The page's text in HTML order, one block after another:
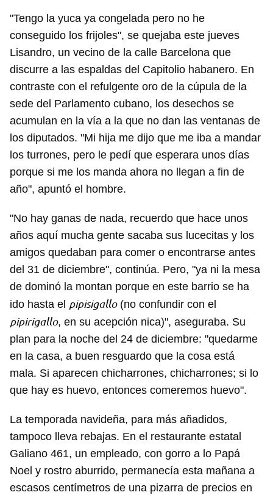
"Tengo la yuca ya congelada pero no he
conseguido los frijoles", se quejaba este jueves
Lisandro, un vecino de la calle Barcelona que
discurre a las espaldas del Capitolio habanero. En
contraste con el refulgente oro de la cúpula de la
sede del Parlamento cubano, los desechos se
acumulan en la vía a la que no dan las ventanas de
los diputados. "Mi hija me dijo que me iba a mandar
los turrones, pero le pedí que esperara unos días
porque si me los manda ahora no llegan a fin de
año", apuntó el hombre.
"No hay ganas de nada, recuerdo que hace unos
años aquí mucha gente sacaba sus lucecitas y los
amigos quedaban para comer o encontrarse antes
del 31 de diciembre", continúa. Pero, "ya ni la mesa
de dominó la montan porque en este barrio se ha
ido hasta el pipisigallo(no confundir con el
pipirigallo, en su acepción nica)", aseguraba. Su
plan para la noche del 24 de diciembre: "quedarme
en la casa, a buen resguardo que la cosa está
mala. Si aparecen chicharrones, chicharrones; si lo
que hay es huevo, entonces comeremos huevo".
La temporada navideña, para más añadidos,
tampoco lleva rebajas. En el restaurante estatal
Galiano 461, un empleado, con gorro a lo Papá
Noel y rostro aburrido, permanecía esta mañana a
escasos centímetros de una pizarra de precios en